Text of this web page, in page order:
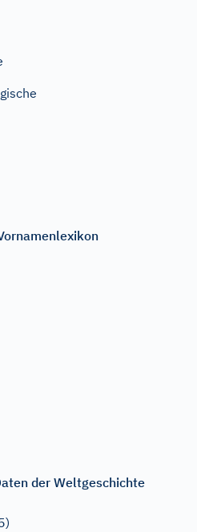
der Weltgeschichte